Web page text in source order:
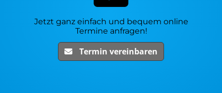
Jetzt ganz einfach und bequem online
Termine anfragen!
Termin vereinbaren